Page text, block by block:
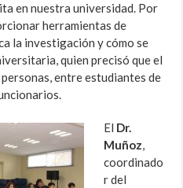
en nuestra universidad. Por
herramientas de
la investigación y cómo se
quien precisó que el
entre estudiantes de
El Dr.
Muñoz,
coordinado
r del